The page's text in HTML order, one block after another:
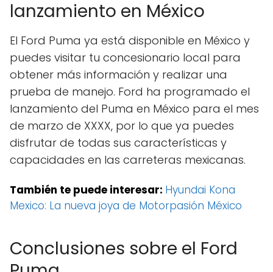
lanzamiento en México
El Ford Puma ya está disponible en México y
puedes visitar tu concesionario local para
obtener más información y realizar una
prueba de manejo. Ford ha programado el
lanzamiento del Puma en México para el mes
de marzo de XXXX, por lo que ya puedes
disfrutar de todas sus características y
capacidades en las carreteras mexicanas.
También te puede interesar: Hyundai Kona
Mexico: La nueva joya de Motorpasión México
Conclusiones sobre el Ford